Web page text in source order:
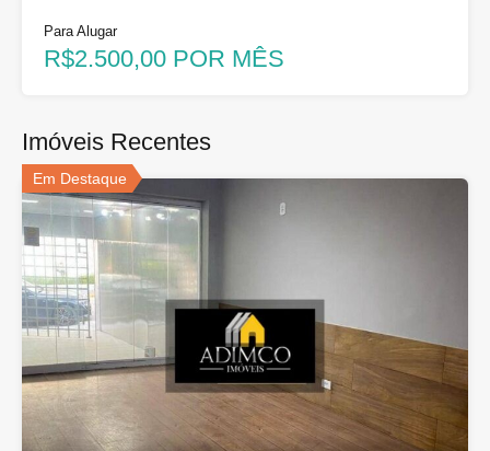
Para Alugar
R$2.500,00 POR MÊS
Imóveis Recentes
Em Destaque